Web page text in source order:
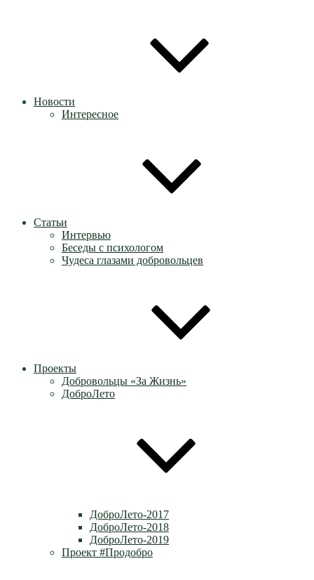
Новости
Интересное
Статьи
Интервью
Беседы с психологом
Чудеса глазами добровольцев
Проекты
Добровольцы «За Жизнь»
ДоброЛето
ДоброЛето-2017
ДоброЛето-2018
ДоброЛето-2019
Проект #Продобро